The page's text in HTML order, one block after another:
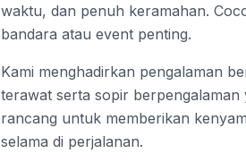
waktu, dan penuh keramahan.
bandara atau event penting.
Kami menghadirkan pengalaman
terawat serta sopir berpengalaman
rancang untuk memberikan
selama di perjalanan.